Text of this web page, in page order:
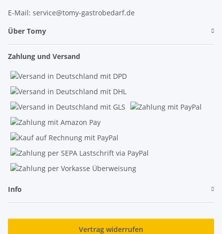
E-Mail: service@tomy-gastrobedarf.de
Über Tomy
Zahlung und Versand
Info
Vertrag widerrufen